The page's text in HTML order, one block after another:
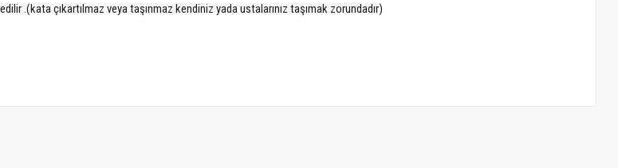
.(kata çıkartılmaz veya taşınmaz kendiniz yada ustalarınız taşımak zorundadır)